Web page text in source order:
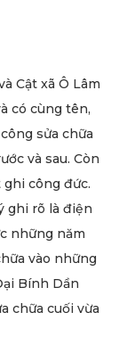
Cật xã Ô Lâm
có cùng tên,
sửa chữa
và sau. Còn
công đức.
ghi rõ là điện
những năm
vào những
Bính Dần
chữa cuối vừa